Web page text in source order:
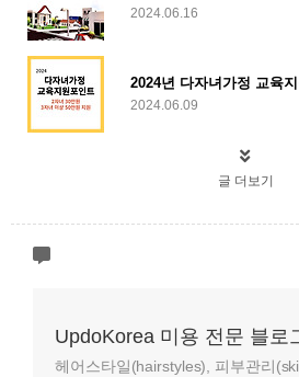
2024.06.16
2024년 다자녀가정 교육
2024.06.09
글 더보기
UpdoKorea 미용 전문 블로
헤어스타일(hairstyles), 피부관리